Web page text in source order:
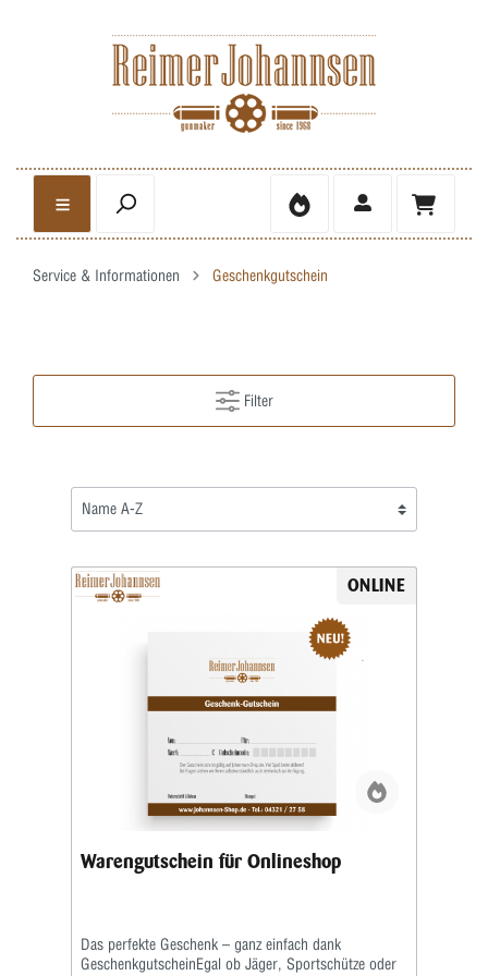
Service & Informationen Geschenkgutschein
Filter
ONLINE
Warengutschein für Onlineshop
Das perfekte Geschenk – ganz einfach dank
GeschenkgutscheinEgal ob Jäger, Sportschütze oder